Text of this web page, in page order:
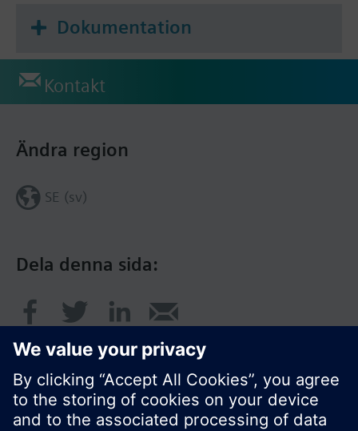
Dokumentation
Kontakt
Dela denna sida:
Ändra region
SE (sv)